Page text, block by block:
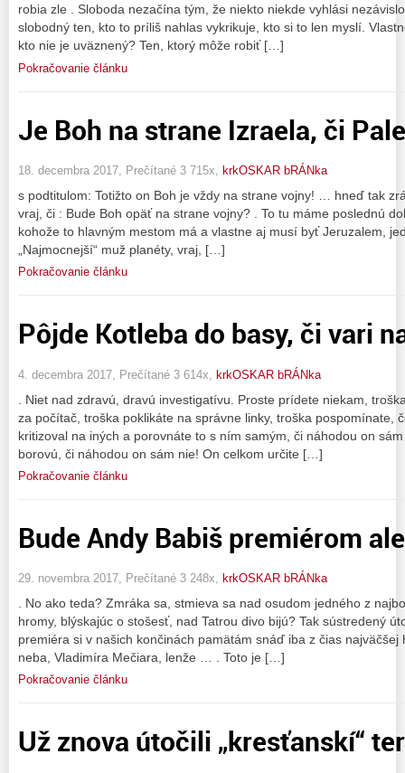
robia zle . Sloboda nezačína tým, že niekto niekde vyhlási
slobodný ten, kto to príliš nahlas vykrikuje, kto si to len myslí.
kto nie je uväznený? Ten, ktorý môže robiť […]
Pokračovanie článku
Je Boh na strane Izraela, či
18. decembra 2017, Prečítané 3 715x, krkOSKAR bRÁNka
s podtitulom: Totižto on Boh je vždy na strane vojny! … hneď tak
vraj, či : Bude Boh opäť na strane vojny? . To tu máme poslednú
kohože to hlavným mestom má a vlastne aj musí byť Jeruzalem,
„Najmocnejší“ muž planéty, vraj, […]
Pokračovanie článku
Pôjde Kotleba do basy, či vari
4. decembra 2017, Prečítané 3 614x, krkOSKAR bRÁNka
. Niet nad zdravú, dravú investigatívu. Proste prídete niekam,
za počítač, troška poklikáte na správne linky, troška pospomínate,
kritizoval na iných a porovnáte to s ním samým, či náhodou on
borovú, či náhodou on sám nie! On celkom určite […]
Pokračovanie článku
Bude Andy Babiš premiérom
29. novembra 2017, Prečítané 3 248x, krkOSKAR bRÁNka
. No ako teda? Zmráka sa, stmieva sa nad osudom jedného z
hromy, blýskajúc o stošesť, nad Tatrou divo bijú? Tak sústredený
premiéra si v našich končinách pamätám snáď iba z čias najväčšej
neba, Vladimíra Mečiara, lenže … . Toto je […]
Pokračovanie článku
Už znova útočili „kresťanskí“